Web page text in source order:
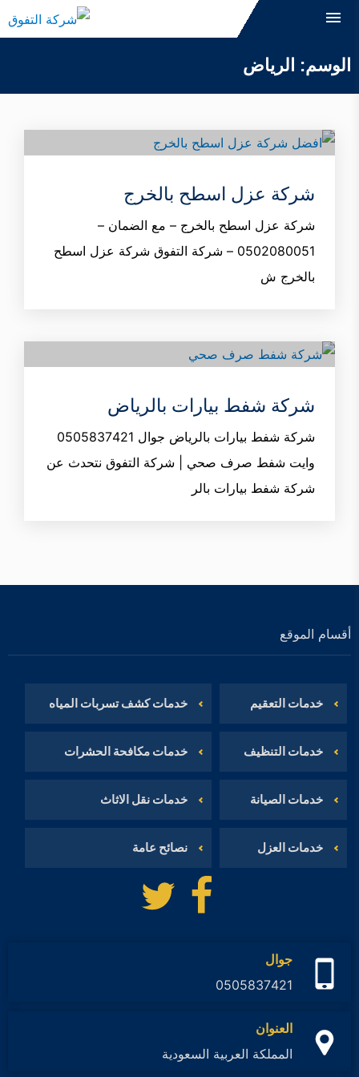
التجاوز
المحتوى
البحث
التنظيف
العزل
الصيانة
التعقيم
الوسم: الرياض
شركة عزل اسطح بالخرج
شركة عزل اسطح بالخرج – مع الضمان –
0502080051 – شركة التفوق شركة عزل اسطح
بالخرج ش
شركة شفط بيارات بالرياض
شركة شفط بيارات بالرياض جوال 0505837421
وايت شفط صرف صحي | شركة التفوق نتحدث عن
شركة شفط بيارات بالر
أقسام الموقع
خدمات التعقيم
خدمات التنظيف
خدمات الصيانة
خدمات العزل
خدمات كشف تسربات المياه
خدمات مكافحة الحشرات
خدمات نقل الاثاث
نصائح عامة
تابعنا
تابعنا
على
جوال
0505837421
العنوان
المملكة العربية السعودية